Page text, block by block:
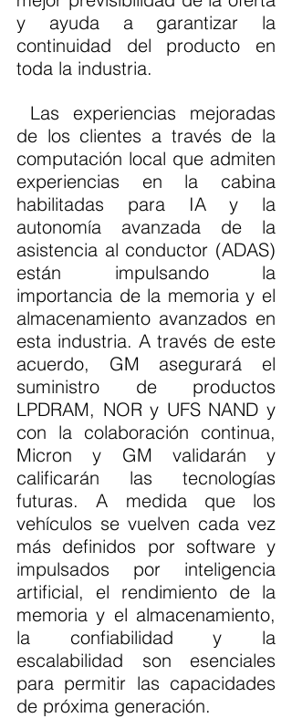
y ayuda a garantizar la
continuidad del producto en
toda la industria.
de los clientes a través de la
computación local que admiten
experiencias en la cabina
habilitadas para IA y la
autonomía avanzada de la
asistencia al conductor (ADAS)
están impulsando la
importancia de la memoria y el
almacenamiento avanzados en
esta industria. A través de este
acuerdo, GM asegurará el
suministro de productos
LPDRAM, NOR y UFS NAND y
con la colaboración continua,
Micron y GM validarán y
calificarán las tecnologías
futuras. A medida que los
vehículos se vuelven cada vez
más definidos por software y
impulsados por inteligencia
artificial, el rendimiento de la
memoria y el almacenamiento,
la confiabilidad y la
escalabilidad son esenciales
para permitir las capacidades
de próxima generación.